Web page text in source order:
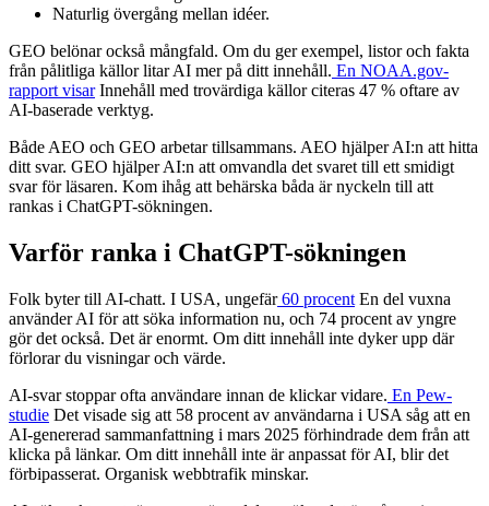
Naturlig övergång mellan idéer.
GEO belönar också mångfald. Om du ger exempel, listor och fakta
från pålitliga källor litar AI mer på ditt innehåll. En NOAA.gov-
rapport visarInnehåll med trovärdiga källor citeras 47 % oftare av
AI-baserade verktyg.
Både AEO och GEO arbetar tillsammans. AEO hjälper AI:n att hitta
ditt svar. GEO hjälper AI:n att omvandla det svaret till ett smidigt
svar för läsaren. Kom ihåg att behärska båda är nyckeln till att
rankas i ChatGPT-sökningen.
Varför ranka i ChatGPT-sökningen
Folk byter till AI-chatt. I USA, ungefär60 procent En del vuxna
använder AI för att söka information nu, och 74 procent av yngre
gör det också. Det är enormt. Om ditt innehåll inte dyker upp där
förlorar du visningar och värde.
AI-svar stoppar ofta användare innan de klickar vidare. En Pew-
studie Det visade sig att 58 procent av användarna i USA såg att en
AI-genererad sammanfattning i mars 2025 förhindrade dem från att
klicka på länkar. Om ditt innehåll inte är anpassat för AI, blir det
förbipasserat. Organisk webbtrafik minskar.